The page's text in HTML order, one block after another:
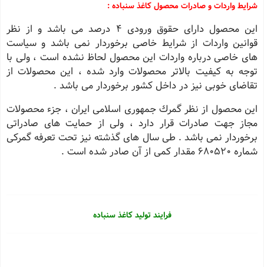
شرایط واردات و صادرات محصول کاغذ سنباده :
این محصول دارای حقوق ورودی 4 درصد می باشد و از نظر
قوانین واردات از شرایط خاصی برخوردار نمی باشد و سیاست
های خاصی درباره واردات این محصول لحاظ نشده است ، ولی با
توجه به كیفیت بالاتر محصولات وارد شده ، این محصولات از
تقاضای خوبی نیز در داخل كشور برخوردار می باشد .
این محصول از نظر گمرك جمهوری اسلامی ایران ، جزء محصولات
مجاز جهت صادرات قرار دارد ، ولی از حمایت های صادراتی
برخوردار نمی باشد . طی سال های گذشته نیز تحت تعرفه گمركی
شماره 680520 مقدار كمی از آن صادر شده است .
فرایند تولید کاغذ سنباده